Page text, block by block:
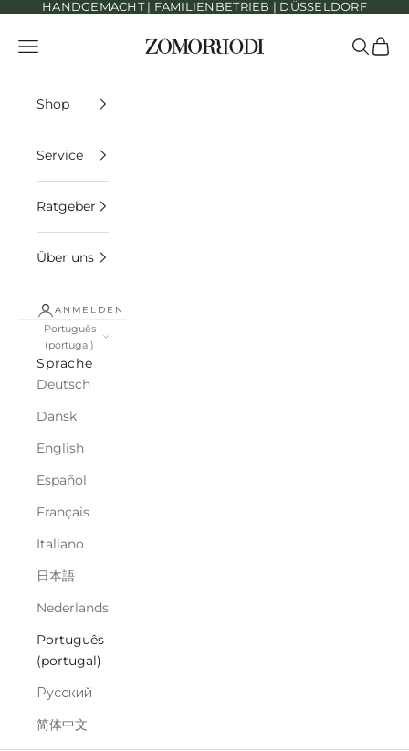
Zum Inhalt springen
HANDGEMACHT | FAMILIENBETRIEB | DÜSSELDORF
Zomorrodi Teppiche
Menü Suchen
Shop
Service
Ratgeber
Über uns
ANMELDEN
Português
(portugal)
Sprache
Deutsch
Dansk
English
Español
Français
Italiano
日本語
Nederlands
Português
(portugal)
Русский
简体中文